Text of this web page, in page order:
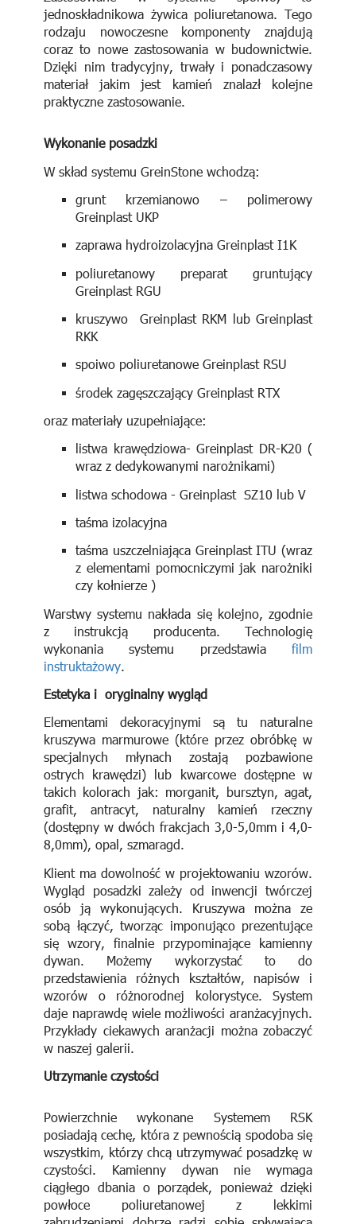
jednoskładnikowa żywica poliuretanowa. Tego
rodzaju nowoczesne komponenty znajdują
coraz to nowe zastosowania w budownictwie.
Dzięki nim tradycyjny, trwały i ponadczasowy
materiał jakim jest kamień znalazł kolejne
praktyczne zastosowanie.
Wykonanie posadzki
W skład systemu GreinStone wchodzą:
grunt krzemianowo – polimerowy
Greinplast UKP
zaprawa hydroizolacyjna Greinplast I1K
poliuretanowy preparat gruntujący
Greinplast RGU
kruszywo Greinplast RKM lub Greinplast
RKK
spoiwo poliuretanowe Greinplast RSU
środek zagęszczający Greinplast RTX
oraz materiały uzupełniające:
listwa krawędziowa- Greinplast DR-K20 (
wraz z dedykowanymi narożnikami)
listwa schodowa - Greinplast SZ10 lub V
taśma izolacyjna
taśma uszczelniająca Greinplast ITU (wraz
z elementami pomocniczymi jak narożniki
czy kołnierze )
Warstwy systemu nakłada się kolejno, zgodnie
z instrukcją producenta. Technologię
wykonania systemu przedstawia film
instruktażowy.
Estetyka i oryginalny wygląd
Elementami dekoracyjnymi są tu naturalne
kruszywa marmurowe (które przez obróbkę w
specjalnych młynach zostają pozbawione
ostrych krawędzi) lub kwarcowe dostępne w
takich kolorach jak: morganit, bursztyn, agat,
grafit, antracyt, naturalny kamień rzeczny
(dostępny w dwóch frakcjach 3,0-5,0mm i 4,0-
8,0mm), opal, szmaragd.
Klient ma dowolność w projektowaniu wzorów.
Wygląd posadzki zależy od inwencji twórczej
osób ją wykonujących. Kruszywa można ze
sobą łączyć, tworząc imponująco prezentujące
się wzory, finalnie przypominające kamienny
dywan. Możemy wykorzystać to do
przedstawienia różnych kształtów, napisów i
wzorów o różnorodnej kolorystyce. System
daje naprawdę wiele możliwości aranżacyjnych.
Przykłady ciekawych aranżacji można zobaczyć
w naszej galerii.
Utrzymanie czystości
Powierzchnie wykonane Systemem RSK
posiadają cechę, która z pewnością spodoba się
wszystkim, którzy chcą utrzymywać posadzkę w
czystości. Kamienny dywan nie wymaga
ciągłego dbania o porządek, ponieważ dzięki
powłoce poliuretanowej z lekkimi